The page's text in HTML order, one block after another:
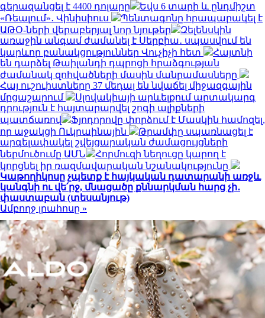
գերազանցել է 4400 դոլարը
Եվս 6 տարի և ընդմիշտ
«Ռեալում»․ Վինիսիուս
Պենտագոնը հրապարակել է
ԱԹՕ-ների վերաբերյալ նոր նյութեր
Զելենսկին
առաջին անգամ ժամանել է Սերբիա․ սպասվում են
կարևոր բանակցություններ Վուչիչի հետ
Հայտնի
են դարձել Թաիլանդի դպրոցի հրաձգության
ժամանակ զոհվածների մասին մանրամասները
Հայ ուշուիստները 37 մեդալ են նվաճել միջազգային
մրցաշարում
Սլովակիայի արևելքում արտակարգ
դրություն է հայտարարվել շոգի ալիքների
պատճառով
Ֆյոդորովը փորձում է Մասկին համոզել,
որ աջակցի Ուկրաինային
Թրամփը սպառնացել է
արգելափակել շվեյցարական ժամացույցների
ներմուծումը ԱՄՆ
Հորմուզի նեղուցը կարող է
կորցնել իր ռազմավարական նշանակությունը
Կաթողիկոսը չպետք է հայկական դատարանի առջև
կանգնի ու վե՛րջ, մնացածը քննարկման հարց չի․
փաստաբան (տեսանյութ)
Ամբողջ լրահոսը »